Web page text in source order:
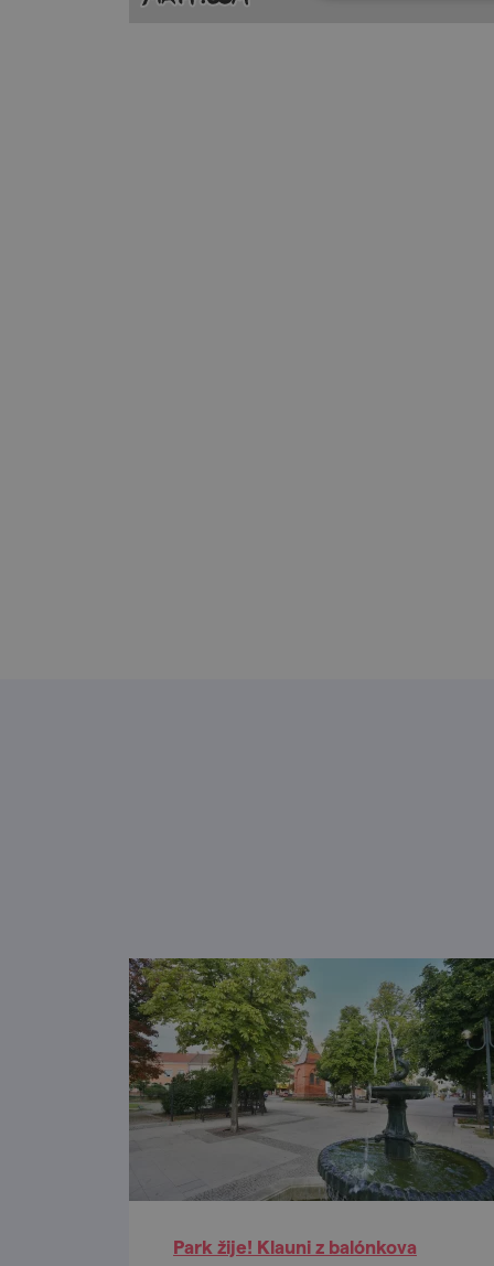
Park žije! Klauni z balónkova